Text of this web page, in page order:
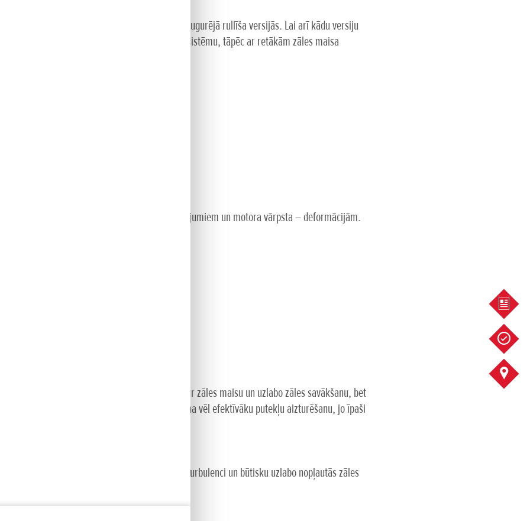
SMART Drive®, maināma ātruma un aizmugurējā rullīša versijās. Lai arī kādu versiju
ar teicamu nopļautās zāles savākšanas sistēmu, tāpēc ar retākām zāles maisa
pļaušanas mehānisms ir aizsargāts pret bojājumiem un motora vārpsta – deformācijām.
nodrošina maksimālu gaisa plūsmu caur zāles maisu un uzlabo zāles savākšanu, bet
ir uzstādīts papildu pārsegs, kas nodrošina vēl efektīvāku putekļu aizturēšanu, jo īpaši
mehānismu ar plūdlīniju formu, kas samazina turbulenci un būtisku uzlabo nopļautās zāles